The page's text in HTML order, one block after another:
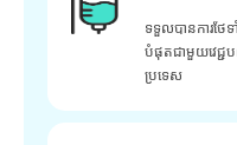
ទទួលបានការថែ
បំផុតជាមួយវេជ្
ប្រទេស